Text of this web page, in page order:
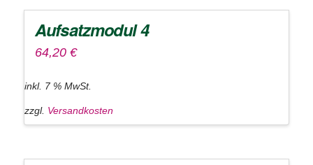
Aufsatzmodul 4
64,20 €
inkl. 7 % MwSt.
zzgl. Versandkosten